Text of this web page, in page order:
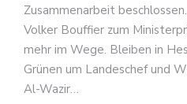
Zusammenarbeit
Volker Bouffier zum
mehr im Wege. Bleiben in
Grünen um Landeschef und
Al-Wazir…